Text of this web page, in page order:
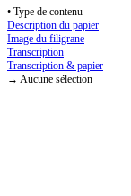
• Type de contenu
Description du papier
Image du filigrane
Transcription
Transcription & papier
→ Aucune sélection